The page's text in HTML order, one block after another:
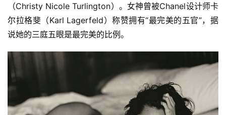
（Christy Nicole Turlington）。女神曾被Chanel设计师卡
尔拉格斐（Karl Lagerfeld）称赞拥有“最完美的五官”，据
说她的三庭五眼是最完美的比例。